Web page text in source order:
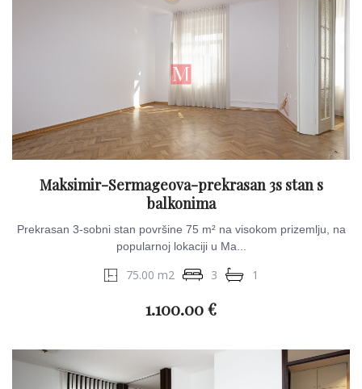
Maksimir-Sermageova-prekrasan 3s stan s
balkonima
Prekrasan 3-sobni stan površine 75 m² na visokom prizemlju, na
popularnoj lokaciji u Ma...
75.00 m2 3 1
1.100.00 €